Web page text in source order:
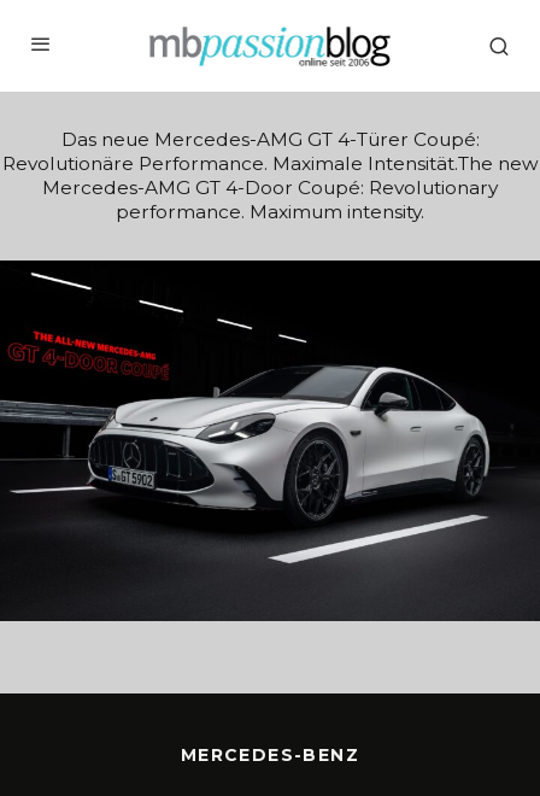
Das neue Mercedes-AMG GT 4-Türer Coupé:
Revolutionäre Performance. Maximale Intensität.The new
Mercedes-AMG GT 4-Door Coupé: Revolutionary
performance. Maximum intensity.
MERCEDES-BENZ